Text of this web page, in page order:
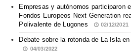
Empresas y autónomos participaron
Fondos Europeos Next Generation
Polivalente de Lugones
02/12/2021
Debate sobre la rotonda de La Isla
04/03/2022